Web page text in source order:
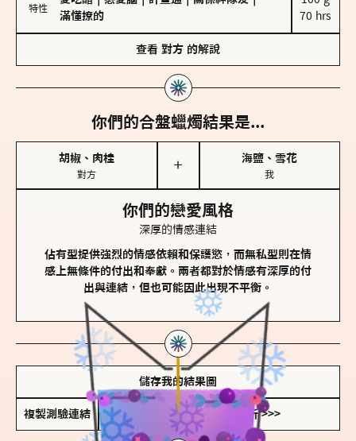
特性
滿懂撩的
70 hrs
查看 對方 的解說
你們的合盤蠟燭結果是...
胡椒、肉桂
對方
＋
海鹽、雪花
我
你們的戀愛風格
深厚的情感連結
佔有型提供強烈的情感依賴和保護慾，而無私型則在情
感上無條件的付出和奉獻。兩者都對於情感有深厚的付
出與連結，但也可能因此出現不平衡。
儲存我的結果圖
複製測驗連結 查看香氛類型全解析 >>>